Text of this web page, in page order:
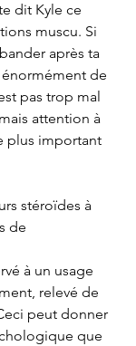
dit Kyle ce
muscu. Si
après ta
de
pas trop mal
attention à
plus important
stéroïdes à
de
à un usage
relevé de
peut donner
que